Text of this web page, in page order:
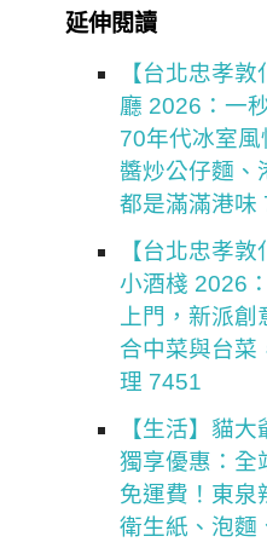
延伸閱讀
【台北忠孝
廳 2026：一
70年代冰室
醬炒公仔麵、
都是滿滿港味
【台北忠孝
小酒棧 2026
上門，新派創
合中菜與台菜
理 7451
【生活】貓
獨享優惠：全
免運費！東泉
衛生紙、泡麵